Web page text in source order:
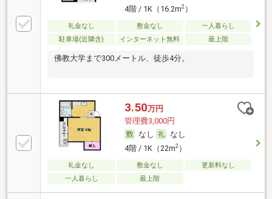
4階 / 1K（16.2m2）
礼金なし 敷金なし
一人暮らし
駐車場(近隣含)
インターネット無料 最上階
佛教大学まで300メートル、徒歩4分。
3.50万円
管理費3,000円
なし
なし
4階 / 1K（22m2）
礼金なし 敷金なし
更新料なし
一人暮らし
最上階